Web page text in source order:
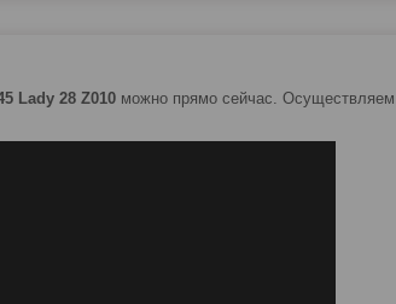
Lady 28 Z010 можно прямо сейчас.